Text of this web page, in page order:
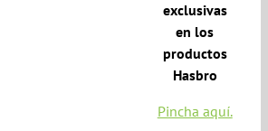
exclusivas
en los
productos
Hasbro
Pincha aquí.